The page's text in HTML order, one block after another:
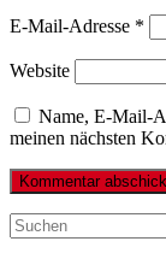
E-Mail-Adresse *
Website
Name, E-Mail-
meinen nächsten